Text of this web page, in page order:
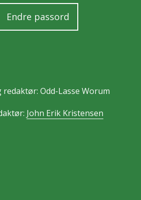
Endre passord
redaktør: Odd-Lasse Worum
John Erik Kristensen